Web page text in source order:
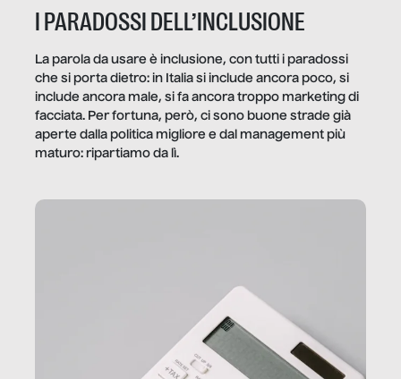
I PARADOSSI DELL’INCLUSIONE
La parola da usare è inclusione, con tutti i paradossi
che si porta dietro: in Italia si include ancora poco, si
include ancora male, si fa ancora troppo marketing di
facciata. Per fortuna, però, ci sono buone strade già
aperte dalla politica migliore e dal management più
maturo: ripartiamo da lì.